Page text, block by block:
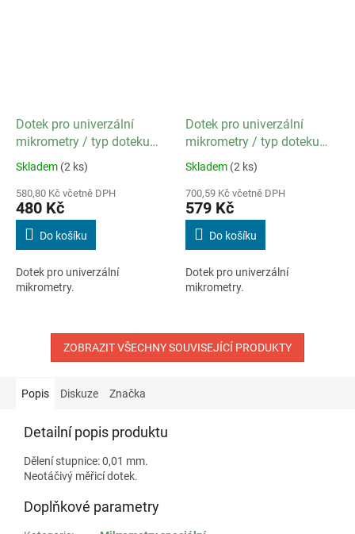
Dotek pro univerzální
mikrometry / typ doteku
Plochý
Skladem (2 ks)
580,80 Kč včetně DPH
480 Kč
Do košíku
Dotek pro univerzální
mikrometry.
Dotek pro univerzální
mikrometry / typ doteku
Kulový
Skladem (2 ks)
700,59 Kč včetně DPH
579 Kč
Do košíku
Dotek pro univerzální
mikrometry.
ZOBRAZIT VŠECHNY SOUVISEJÍCÍ PRODUKTY
Popis Diskuze Značka
Detailní popis produktu
Dělení stupnice: 0,01 mm.
Neotáčivý měřicí dotek.
Doplňkové parametry